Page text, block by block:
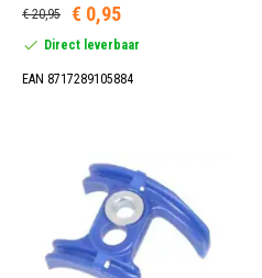
Aluminium (2)
Kunststof (18)
Metaal (5)
€ 20,95 € 0,95
Direct leverbaar
EAN 8717289105884